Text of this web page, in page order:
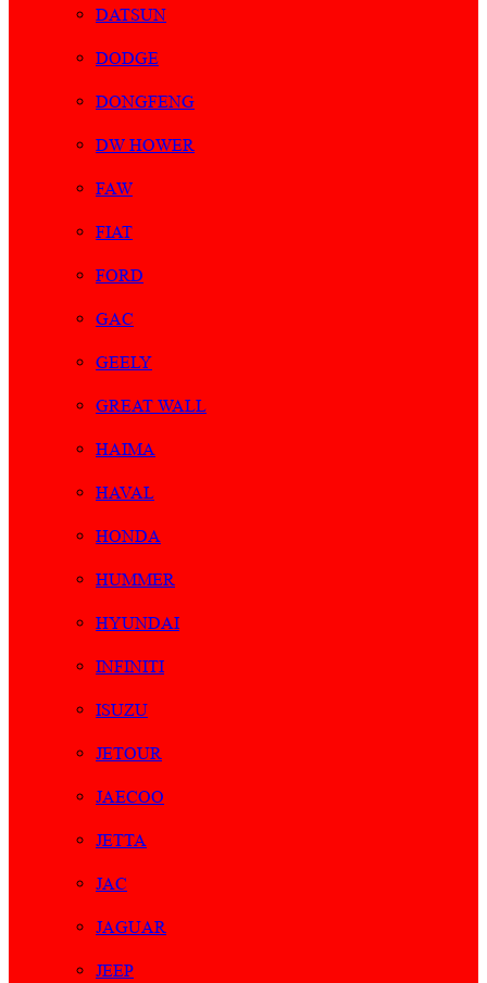
DATSUN
DODGE
DONGFENG
DW HOWER
FAW
FIAT
FORD
GAC
GEELY
GREAT WALL
HAIMA
HAVAL
HONDA
HUMMER
HYUNDAI
INFINITI
ISUZU
JETOUR
JAECOO
JETTA
JAC
JAGUAR
JEEP